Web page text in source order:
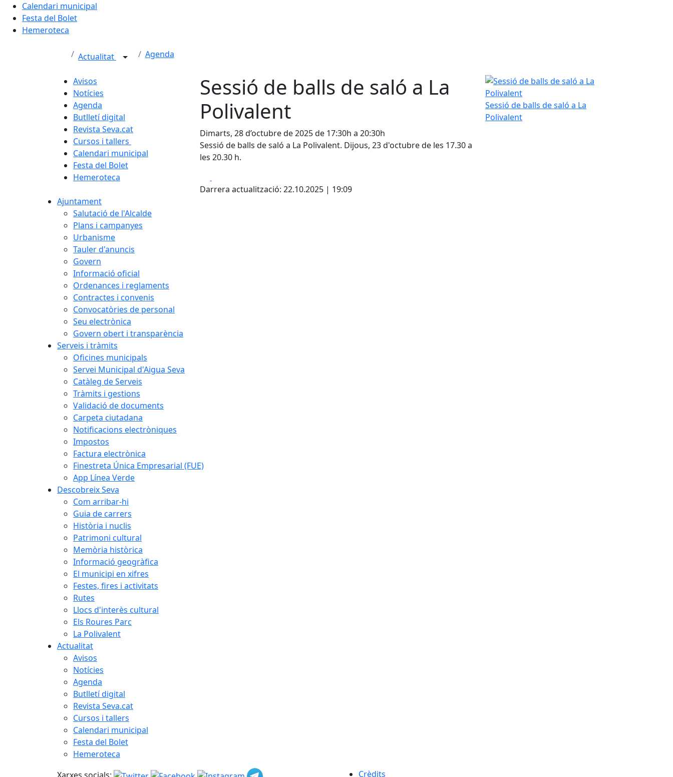
Calendari municipal
Festa del Bolet
Hemeroteca
Actualitat Agenda
Avisos
Notícies
Agenda
Butlletí digital
Revista Seva.cat
Cursos i tallers
Calendari municipal
Festa del Bolet
Hemeroteca
Sessió de balls de saló a La
Polivalent
Dimarts, 28 d’octubre de 2025 de 17:30h a 20:30h
Sessió de balls de saló a La Polivalent. Dijous, 23 d'octubre de les 17.30 a
les 20.30 h.
Darrera actualització: 22.10.2025 | 19:09
Sessió de balls de saló a La Polivalent
Sessió de balls de saló a La
Polivalent
Ajuntament
Salutació de l'Alcalde
Plans i campanyes
Urbanisme
Tauler d'anuncis
Govern
Informació oficial
Ordenances i reglaments
Contractes i convenis
Convocatòries de personal
Seu electrònica
Govern obert i transparència
Serveis i tràmits
Oficines municipals
Servei Municipal d'Aigua Seva
Catàleg de Serveis
Tràmits i gestions
Validació de documents
Carpeta ciutadana
Notificacions electròniques
Impostos
Factura electrònica
Finestreta Única Empresarial (FUE)
App Línea Verde
Descobreix Seva
Com arribar-hi
Guia de carrers
Història i nuclis
Patrimoni cultural
Memòria històrica
Informació geogràfica
El municipi en xifres
Festes, fires i activitats
Rutes
Llocs d'interès cultural
Els Roures Parc
La Polivalent
Actualitat
Avisos
Notícies
Agenda
Butlletí digital
Revista Seva.cat
Cursos i tallers
Calendari municipal
Festa del Bolet
Hemeroteca
Crèdits